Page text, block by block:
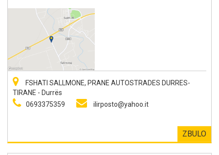
FSHATI SALLMONE, PRANE AUTOSTRADES DURRES-
TIRANE - Durrës
0693375359
ilirposto@yahoo.it
ZBULO